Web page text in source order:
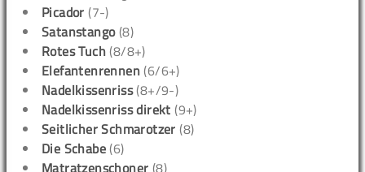
Picador (7-)
Satanstango(8)
Rotes Tuch (8/8+)
Elefantenrennen (6/6+)
Nadelkissenriss(8+/9-)
Nadelkissenriss direkt (9+)
Seitlicher Schmarotzer (8)
Die Schabe (6)
Matratzenschoner (8)